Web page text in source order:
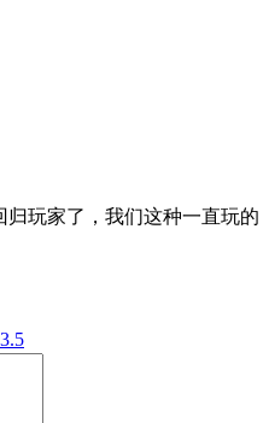
玩家了，我们这种一直玩的
3.5